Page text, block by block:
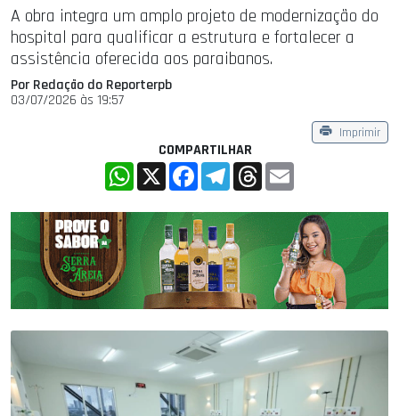
A obra integra um amplo projeto de modernização do
hospital para qualificar a estrutura e fortalecer a
assistência oferecida aos paraibanos.
Por Redação do Reporterpb
03/07/2026 às 19:57
Imprimir
COMPARTILHAR
WhatsApp
X FacebookTelegramThreads